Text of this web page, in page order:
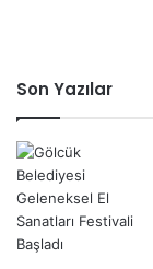
Son Yazılar